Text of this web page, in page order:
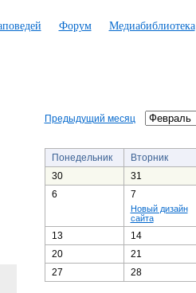
Форум Медиабиблиотека
Предыдущий месяц
Понедельник
Вторник
30
31
6
7
Новый дизайн
сайта
13
14
20
21
27
28